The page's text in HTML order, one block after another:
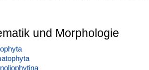
und Morphologie